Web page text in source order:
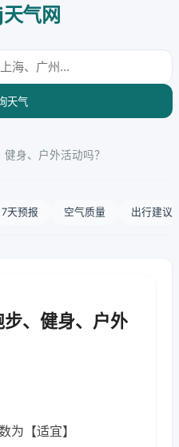
气网
天气
身、户外活动吗？
7天预报 空气质量 出行建议
、健身、户外
为【适宜】